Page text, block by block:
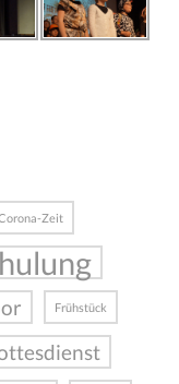
Zeit
Frühstück